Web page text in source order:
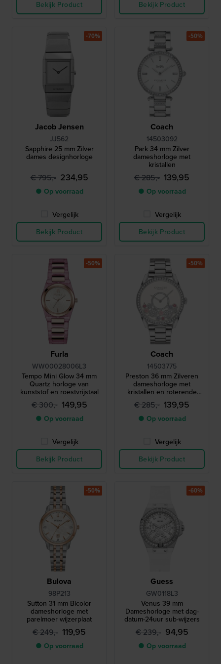
Bekijk Product Bekijk Product
Jacob Jensen
JJ562
Sapphire 25 mm Zilver
dames designhorloge
€ 795,- 234,95
● Op voorraad
Vergelijk
Bekijk Product
-70%
Coach
14503092
Park 34 mm Zilver
dameshorloge met
kristallen
€ 285,- 139,95
● Op voorraad
Vergelijk
Bekijk Product
-50%
Furla
WW00028006L3
Tempo Mini Glow 34 mm
Quartz horloge van
kunststof en roestvrijstaal
€ 300,- 149,95
● Op voorraad
Vergelijk
Bekijk Product
-50%
Coach
14503775
Preston 36 mm Zilveren
dameshorloge met
kristallen en roterende
bloem wijzerplaat
€ 285,- 139,95
● Op voorraad
Vergelijk
Bekijk Product
-50%
Bulova
98P213
Sutton 31 mm Bicolor
dameshorloge met
parelmoer wijzerplaat
€ 249,- 119,95
● Op voorraad
-50%
Guess
GW0118L3
Venus 39 mm
Dameshorloge met dag-
datum-24uur sub-wijzers
€ 239,- 94,95
● Op voorraad
-60%